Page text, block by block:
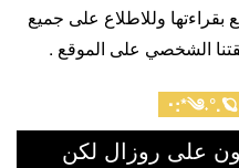
استمتع بقراءتها وللاطلاع على جميع
الشخصي على الموقع .
على روزال لكن